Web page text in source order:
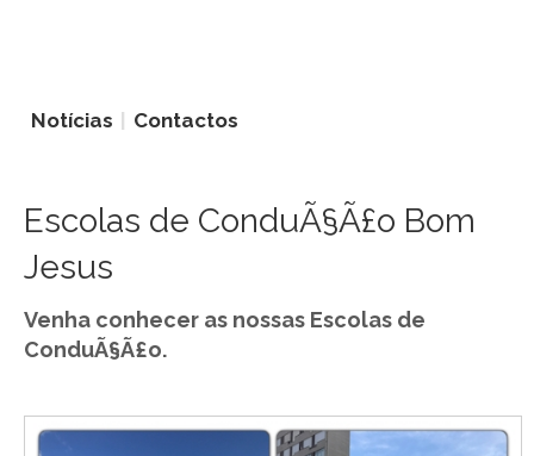
Notícias Contactos
Escolas de ConduÃ§Ã£o Bom
Jesus
Venha conhecer as nossas Escolas de
ConduÃ§Ã£o.